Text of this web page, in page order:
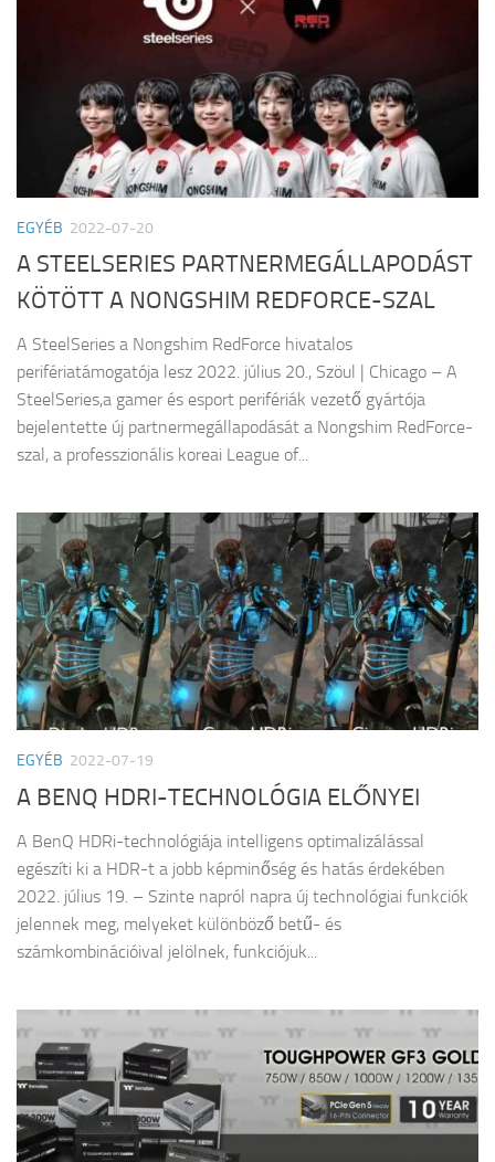
EGYÉB 2022-07-20
A STEELSERIES PARTNERMEGÁLLAPODÁST
KÖTÖTT A NONGSHIM REDFORCE-SZAL
A SteelSeries a Nongshim RedForce hivatalos
perifériatámogatója lesz 2022. július 20., Szöul | Chicago – A
SteelSeries,a gamer és esport perifériák vezető gyártója
bejelentette új partnermegállapodását a Nongshim RedForce-
szal, a professzionális koreai League of...
EGYÉB 2022-07-19
A BENQ HDRI-TECHNOLÓGIA ELŐNYEI
A BenQ HDRi-technológiája intelligens optimalizálással
egészíti ki a HDR-t a jobb képminőség és hatás érdekében
2022. július 19. – Szinte napról napra új technológiai funkciók
jelennek meg, melyeket különböző betű- és
számkombinációival jelölnek, funkciójuk...